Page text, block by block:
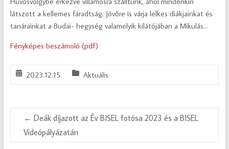
látszott a kellemes fáradtság. Jövőre is várja lelkes diákjainkat és
tanárainkat a Budai- hegység valamelyik kilátójában a Mikulás…
Fényképes beszámoló (pdf)
2023.12.15. Aktuális
← Deák díjazott az Év BISEL fotósa 2023 és a BISEL
Videópályázatán